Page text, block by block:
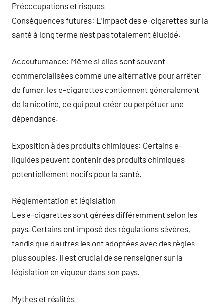
Préoccupations et risques
Conséquences futures: L’impact des e-cigarettes sur la
santé à long terme n’est pas totalement élucidé.
Accoutumance: Même si elles sont souvent
commercialisées comme une alternative pour arrêter
de fumer, les e-cigarettes contiennent généralement
de la nicotine, ce qui peut créer ou perpétuer une
dépendance.
Exposition à des produits chimiques: Certains e-
liquides peuvent contenir des produits chimiques
potentiellement nocifs pour la santé.
Réglementation et législation
Les e-cigarettes sont gérées différemment selon les
pays. Certains ont imposé des régulations sévères,
tandis que d’autres les ont adoptées avec des règles
plus souples. Il est crucial de se renseigner sur la
législation en vigueur dans son pays.
Mythes et réalités